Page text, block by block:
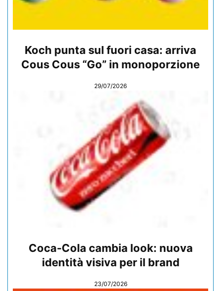
Koch punta sul fuori casa: arriva
Cous Cous “Go” in monoporzione
29/07/2026
Coca-Cola cambia look: nuova
identità visiva per il brand
23/07/2026